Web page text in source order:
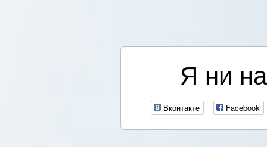
Я ни
Вконтакте Facebook